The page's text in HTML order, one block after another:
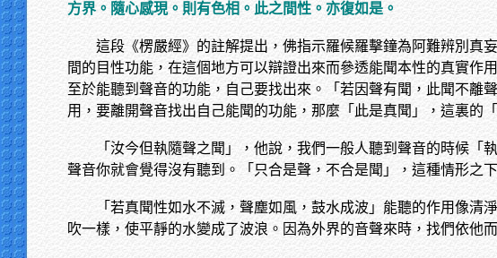
方界。隨心感現。則有色相。此之間性。亦復如是。
這段《楞嚴經》的註解提出，佛指示羅候羅擊鐘為阿難辨別真
間的目性功能，在這個地方可以辯證出來而參透能聞本性的真實作
至於能聽到聲音的功能，自己要找出來。「若因聲有聞，此聞不離
用，要離開聲音找出自己能聞的功能，那麼「此是真聞」，這裏的
「汝今但執隨聲之聞」，他說，我們一般人聽到聲音的時候
聲音你就會覺得沒有聽到。「只合是聲，不合是聞」，這種情形之
「若真聞性如水不滅，聲塵如風，鼓水成波」能聽的作用像
吹一樣，使平靜的水變成了波浪。因為外界的音聲來時，找們依他